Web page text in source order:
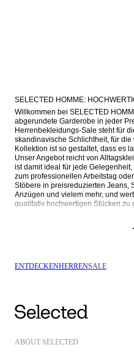
SELECTED HOMME:
Willkommen bei SELECTED
abgerundete Garderobe in jeder
Herrenbekleidungs-Sale steht für
skandinavische Schlichtheit, für
Kollektion ist so gestaltet, dass es
Unser Angebot reicht von
ist damit ideal für jede
zum professionellen Arbeitstag
Stöbere in preisreduzierten Jeans,
Anzügen und vielem mehr, und
qualitativ hochwertigen Stücken zu
Kleidungsstücken, und alles zu
Vorschau auf das Angebot:
T-Shirts: Deck dich mit
Preisen ein. Wähle zwischen
ENTDECKENHERRENSALE
ABOUT SELECTED